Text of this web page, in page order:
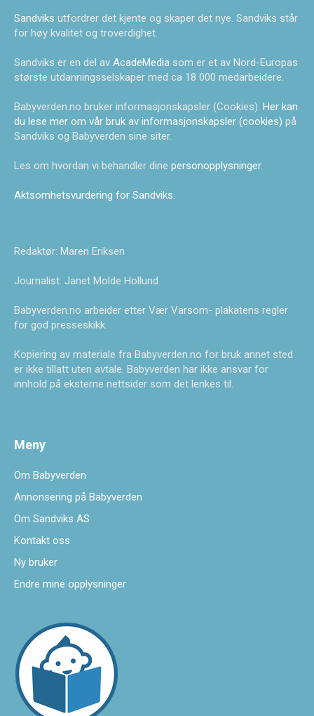
Sandviks utfordrer det kjente og skaper det nye. Sandviks står
for høy kvalitet og troverdighet.
Sandviks er en del av AcadeMedia som er et av Nord-Europas
største utdanningsselskaper med ca 18 000 medarbeidere.
Babyverden.no bruker informasjonskapsler (Cookies). Her kan
du lese mer om vår bruk av informasjonskapsler (cookies) på
Sandviks og Babyverden sine siter.
Les om hvordan vi behandler dine personopplysninger.
Aktsomhetsvurdering for Sandviks.
Redaktør: Maren Eriksen
Journalist: Janet Molde Hollund
Babyverden.no arbeider etter Vær Varsom- plakatens regler
for god presseskikk.
Kopiering av materiale fra Babyverden.no for bruk annet sted
er ikke tillatt uten avtale. Babyverden har ikke ansvar for
innhold på eksterne nettsider som det lenkes til.
Meny
Om Babyverden
Annonsering på Babyverden
Om Sandviks AS
Kontakt oss
Ny bruker
Endre mine opplysninger